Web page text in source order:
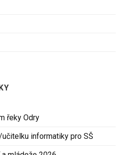
řeky Odry
informatiky pro SŠ